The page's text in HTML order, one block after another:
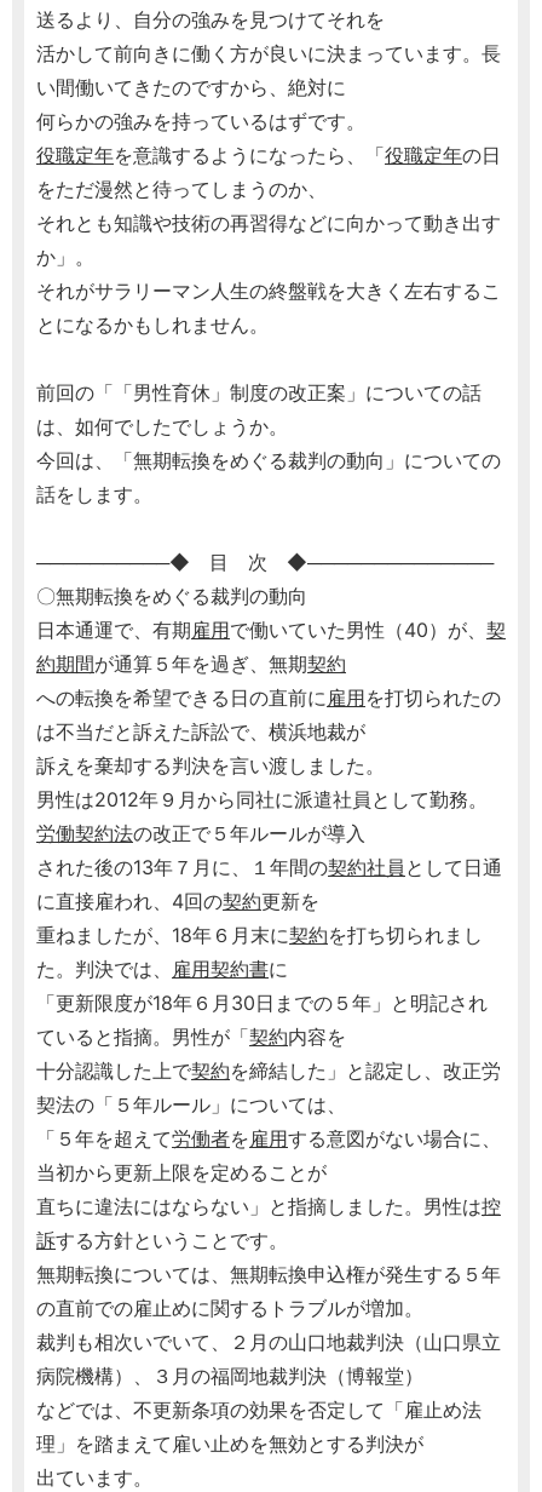
送るより、自分の強みを見つけてそれを
活かして前向きに働く方が良いに決まっています。長
い間働いてきたのですから、絶対に
何らかの強みを持っているはずです。
役職定年を意識するようになったら、「役職定年の日
をただ漫然と待ってしまうのか、
それとも知識や技術の再習得などに向かって動き出す
か」。
それがサラリーマン人生の終盤戦を大きく左右するこ
とになるかもしれません。
前回の「「男性育休」制度の改正案」についての話
は、如何でしたでしょうか。
今回は、「無期転換をめぐる裁判の動向」についての
話をします。
──────────◆ 目 次 ◆──────────────
〇無期転換をめぐる裁判の動向
日本通運で、有期雇用で働いていた男性（40）が、 契
約期間が通算５年を過ぎ、無期契約
への転換を希望できる日の直前に雇用を打切られたの
は不当だと訴えた訴訟で、横浜地裁が
訴えを棄却する判決を言い渡しました。
男性は2012年９月から同社に派遣社員として勤務。
労働契約法の改正で５年ルールが導入
された後の13年７月に、１年間の契約社員 として日通
に直接雇われ、4回の契約更新を
重ねましたが、18年６月末に契約を打ち切られまし
た。判決では、 雇用契約書に
「更新限度が18年６月30日までの５年」と明記され
ていると指摘。男性が「契約内容を
十分認識した上で契約を締結した」と認定し、改正労
契法の「５年ルール」については、
「５年を超えて労働者を雇用する意図がない場合に、
当初から更新上限を定めることが
直ちに違法にはならない」と指摘しました。男性は控
訴する方針ということです。
無期転換については、無期転換申込権が発生する５年
の直前での雇止めに関するトラブルが増加。
裁判も相次いでいて、２月の山口地裁判決（山口県立
病院機構）、３月の福岡地裁判決（博報堂）
などでは、不更新条項の効果を否定して「雇止め法
理」を踏まえて雇い止めを無効とする判決が
出ています。